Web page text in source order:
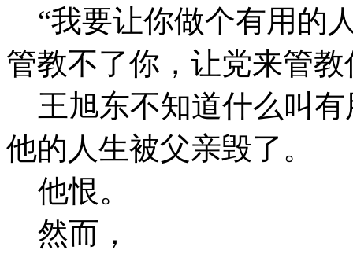
“我要让你做个有用的
管教不了你，让党来管教
王旭东不知道什么叫有
他的人生被父亲毁了。
他恨。
然而，